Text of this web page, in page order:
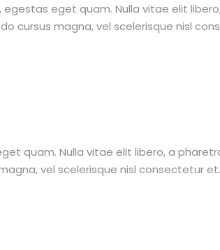
egestas eget quam. Nulla vitae elit
cursus magna, vel scelerisque nisl
quam. Nulla vitae elit libero, a
vel scelerisque nisl consectetur